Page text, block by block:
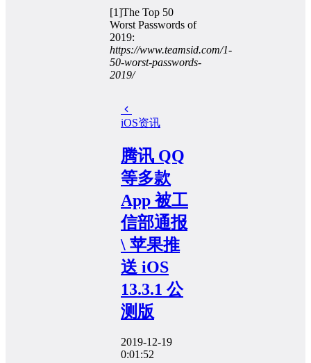
[1]The Top 50
Worst Passwords of
2019:
https://www.teamsid.com/1-
50-worst-passwords-
2019/
iOS资讯
腾讯 QQ
等多款
App 被工
信部通报
\ 苹果推
送 iOS
13.3.1 公
测版
2019-12-19
0:01:52